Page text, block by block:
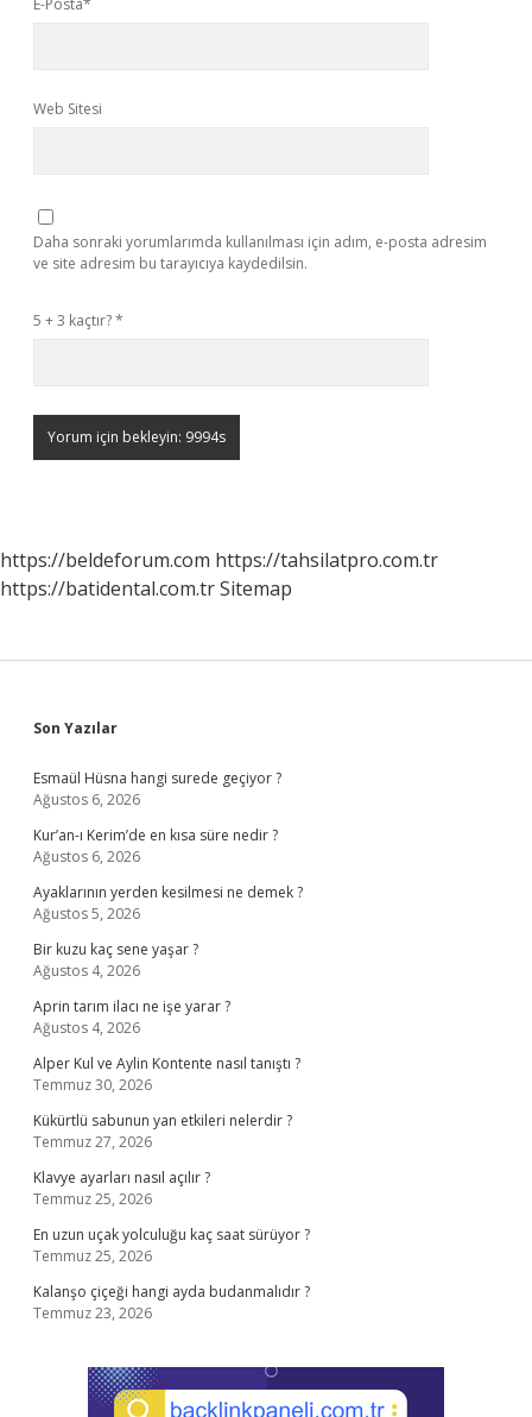
E-Posta*
Web Sitesi
Daha sonraki yorumlarımda kullanılması için adım, e-posta adresim
ve site adresim bu tarayıcıya kaydedilsin.
5 + 3 kaçtır?*
https://beldeforum.com https://tahsilatpro.com.tr
https://batidental.com.trSitemap
Sidebar
Son Yazılar
Esmaül Hüsna hangi surede geçiyor ?
Ağustos 6, 2026
Kur’an-ı Kerim’de en kısa süre nedir ?
Ağustos 6, 2026
Ayaklarının yerden kesilmesi ne demek ?
Ağustos 5, 2026
Bir kuzu kaç sene yaşar ?
Ağustos 4, 2026
Aprin tarım ilacı ne işe yarar ?
Ağustos 4, 2026
Alper Kul ve Aylin Kontente nasıl tanıştı ?
Temmuz 30, 2026
Kükürtlü sabunun yan etkileri nelerdir ?
Temmuz 27, 2026
Klavye ayarları nasıl açılır ?
Temmuz 25, 2026
En uzun uçak yolculuğu kaç saat sürüyor ?
Temmuz 25, 2026
Kalanşo çiçeği hangi ayda budanmalıdır ?
Temmuz 23, 2026